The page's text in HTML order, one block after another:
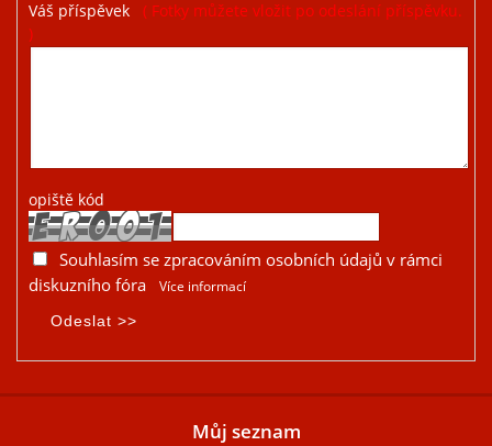
Váš příspěvek
( Fotky můžete vložit po odeslání příspěvku.
)
opiště kód
Souhlasím se zpracováním osobních údajů v rámci
diskuzního fóra
Více informací
Můj seznam